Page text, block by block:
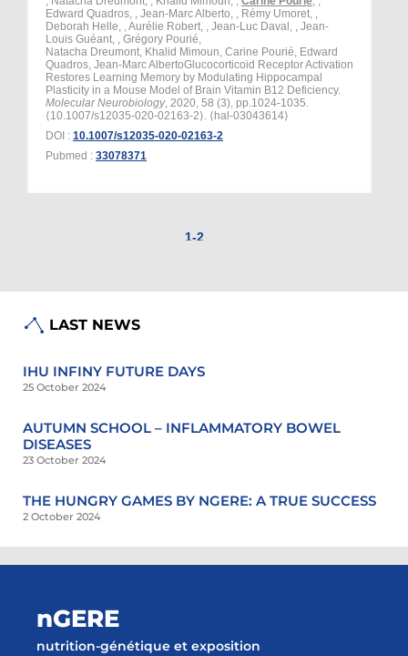
LAST NEWS
IHU INFINY FUTURE DAYS
25 October 2024
AUTUMN SCHOOL – INFLAMMATORY BOWEL
DISEASES
23 October 2024
THE HUNGRY GAMES BY NGERE: A TRUE SUCCESS
2 October 2024
nGERE
nutrition-génétique et exposition